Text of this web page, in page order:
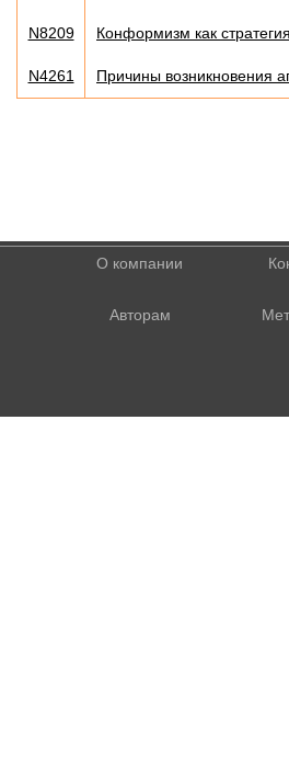
N8209 Конформизм как
N4261 Причины возникновения
О компании
Авторам